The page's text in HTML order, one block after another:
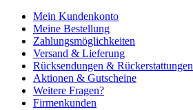
Mein Kundenkonto
Meine Bestellung
Zahlungsmöglichkeiten
Versand & Lieferung
Rücksendungen & Rückerstattungen
Aktionen & Gutscheine
Weitere Fragen?
Firmenkunden